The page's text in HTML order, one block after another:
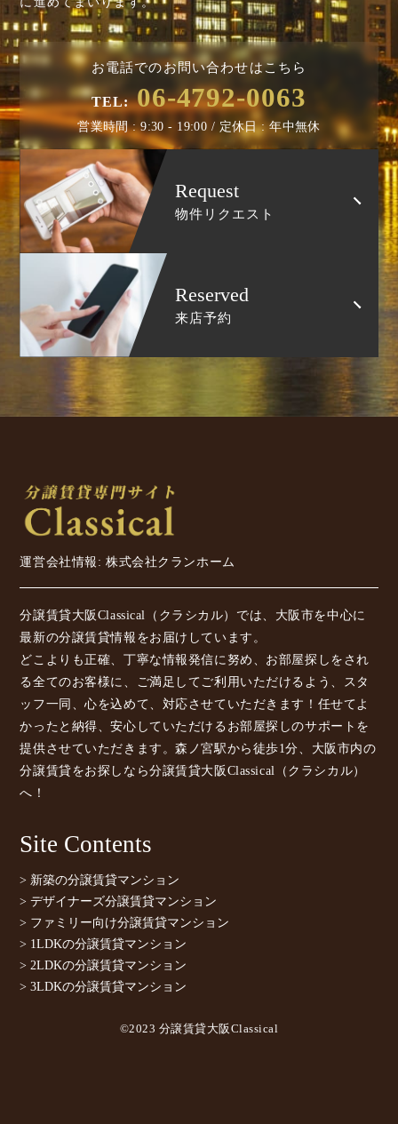
お電話でのお問い合わせはこちら
TEL: 06-4792-0063
営業時間 : 9:30 - 19:00 / 定休日 : 年中無休
Request
物件リクエスト
Reserved
来店予約
運営会社情報: 株式会社クランホーム
分譲賃貸大阪Classical（クラシカル）では、大阪市を中心に
最新の分譲賃貸情報をお届けしています。
どこよりも正確、丁寧な情報発信に努め、お部屋探しをされ
る全てのお客様に、ご満足してご利用いただけるよう、スタ
ッフ一同、心を込めて、対応させていただきます！任せてよ
かったと納得、安心していただけるお部屋探しのサポートを
提供させていただきます。森ノ宮駅から徒歩1分、大阪市内の
分譲賃貸をお探しなら分譲賃貸大阪Classical（クラシカル）
へ！
Site Contents
> 新築の分譲賃貸マンション
> デザイナーズ分譲賃貸マンション
> ファミリー向け分譲賃貸マンション
> 1LDKの分譲賃貸マンション
> 2LDKの分譲賃貸マンション
> 3LDKの分譲賃貸マンション
©2023 分譲賃貸大阪Classical